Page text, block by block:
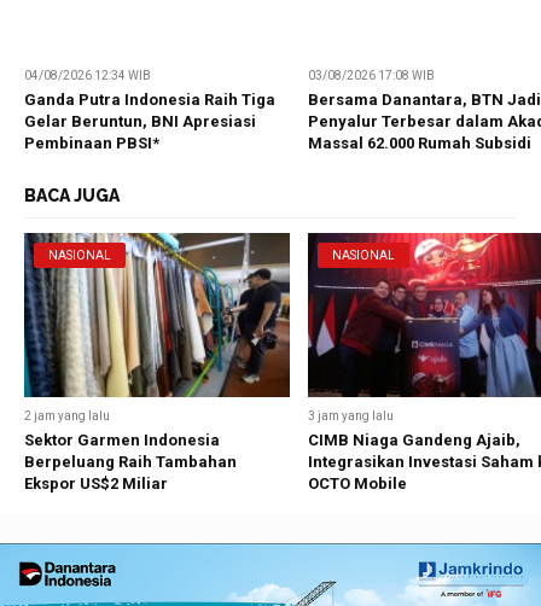
04/08/2026 12:34 WIB
Ganda Putra Indonesia Raih Tiga
Gelar Beruntun, BNI Apresiasi
Pembinaan PBSI*
03/08/2026 17:08 WIB
Bersama Danantara, BTN Jadi
Penyalur Terbesar dalam
Massal 62.000 Rumah Subsidi
BACA JUGA
NASIONAL
2 jam yang lalu
Sektor Garmen Indonesia
Berpeluang Raih Tambahan
Ekspor US$2 Miliar
NASIONAL
3 jam yang lalu
CIMB Niaga Gandeng Ajaib,
Integrasikan Investasi Saham
OCTO Mobile